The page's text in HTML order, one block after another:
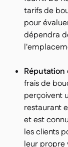
tarifs de
pour
dépendra
frais de
perçoivent
restaurant
et est
les clients
leur propre